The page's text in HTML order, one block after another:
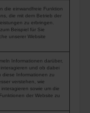
die einwandfreie Funktion
die mit dem Betrieb der
zu erbringen.
Beispiel für Sie
unserer Website
Informationen darüber,
und ob dabei
diese Informationen zu
verstehen, wie
sowie um die
der Website zu